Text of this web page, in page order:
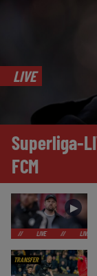
LIVE
Superliga-
FCM
►
// LIVE // LIVE
TRANSFER